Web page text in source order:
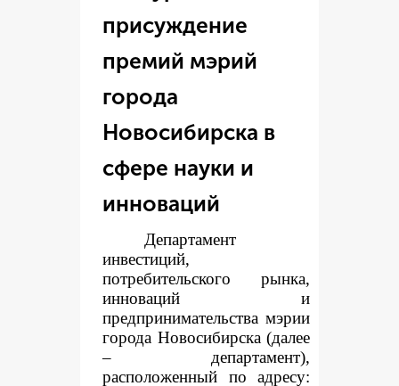
присуждение
премий мэрий
города
Новосибирска в
сфере науки и
инноваций
Департамент
инвестиций,
потребительского рынка,
инноваций и
предпринимательства мэрии
города Новосибирска (далее
– департамент),
расположенный по адресу: